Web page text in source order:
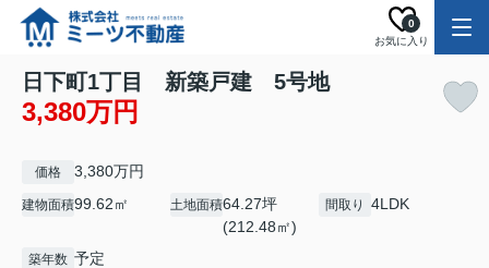
お気に入り
0
日下町1丁目 新築戸建 5号地
3,380万円
価格 3,380万円
建物面積99.62㎡ 土地面積64.27坪
(212.48㎡)
間取り 4LDK
築年数 予定